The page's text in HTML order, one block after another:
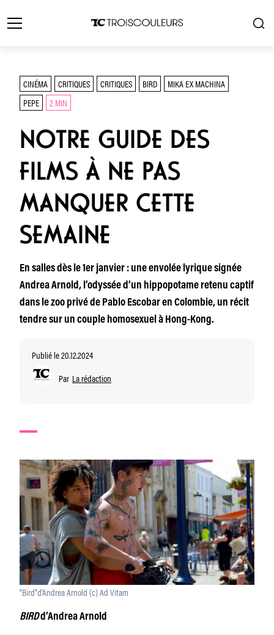
CINÉMA CRITIQUES CRITIQUES BIRD
MIKA EX MACHINA
PEPE
2 MIN
NOTRE GUIDE DES
FILMS À NE PAS
MANQUER CETTE
SEMAINE
En salles dès le 1er janvier : une envolée lyrique signée
Andrea Arnold, l’odyssée d’un hippopotame retenu captif
dans le zoo privé de Pablo Escobar en Colombie, un récit
tendre sur un couple homosexuel à Hong-Kong.
Publié le 20.12.2024
Par La rédaction
"Bird"d'Andrea Arnold (c) Ad Vitam
BIRDd’Andrea Arnold